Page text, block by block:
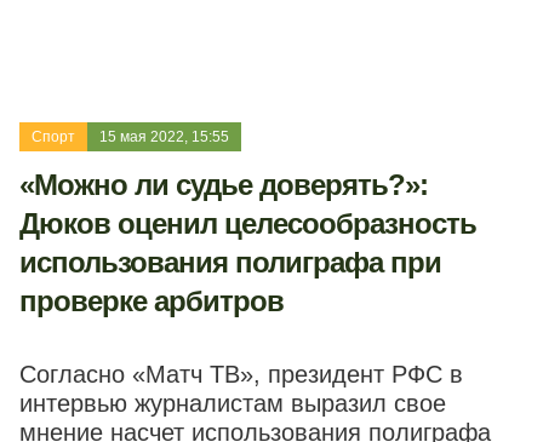
Спорт 15 мая 2022, 15:55
«Можно ли судье доверять?»:
Дюков оценил целесообразность
использования полиграфа при
проверке арбитров
Согласно «Матч ТВ», президент РФС в
интервью журналистам выразил свое
мнение насчет использования полиграфа